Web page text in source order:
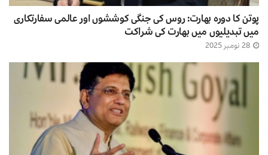
پوتن کا دورہ بھارت: روس کی جنگی کوششوں اور عالمی سفارتکاری
میں تبدیلیوں میں بھارت کی شراکت